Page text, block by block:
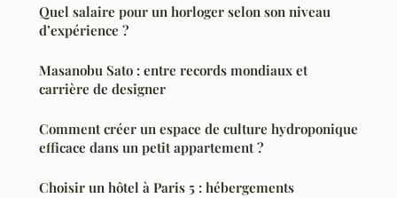
Quel salaire pour un horloger selon son niveau
d’expérience ?
Masanobu Sato : entre records mondiaux et
carrière de designer
Comment créer un espace de culture hydroponique
efficace dans un petit appartement ?
Choisir un hôtel à Paris 5 : hébergements